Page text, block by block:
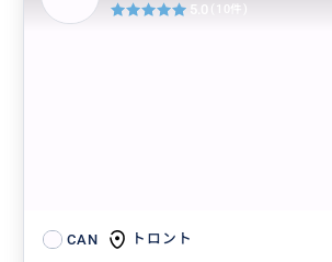
CAN トロント
5.0 (10件)